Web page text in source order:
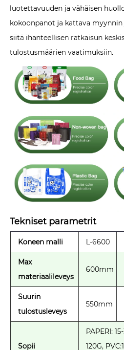
luotettavuuden ja vähäisen
kokoonpanot ja kattava
siitä ihanteellisen ratkaisun
tulostusmäärien vaatimuksiin.
Tekniset parametrit
Koneen malli L-6600
Max
materiaalileveys
600mm
Suurin
tulostusleveys
550mm
Sopii
PAPERI:
120G,